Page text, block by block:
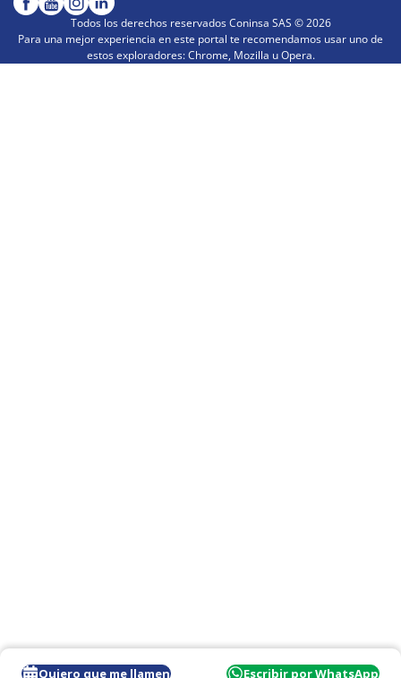
Quiero que me llamen Escribir por WhatsApp
Todos los derechos reservados Coninsa SAS ©2026
Para una mejor experiencia en este portal te recomendamos usar uno de
estos exploradores: Chrome, Mozilla u Opera.